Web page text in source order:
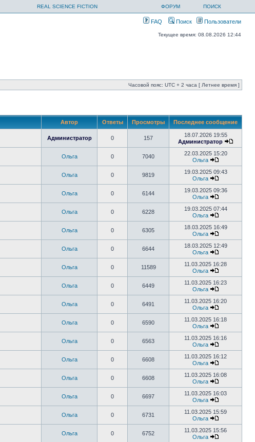
REAL SCIENCE FICTION ФОРУМ ПОИСК
FAQ Поиск Пользователи
Текущее время: 08.08.2026 12:44
Часовой пояс: UTC + 2 часа [ Летнее время ]
Автор Ответы Просмотры Последнее сообщение
Администратор 0 157
18.07.2026 19:55
Администратор
Ольга 0 7040
22.03.2025 15:20
Ольга
Ольга 0 9819
19.03.2025 09:43
Ольга
Ольга 0 6144
19.03.2025 09:36
Ольга
Ольга 0 6228
19.03.2025 07:44
Ольга
Ольга 0 6305
18.03.2025 16:49
Ольга
Ольга 0 6644
18.03.2025 12:49
Ольга
Ольга 0 11589
11.03.2025 16:28
Ольга
Ольга 0 6449
11.03.2025 16:23
Ольга
Ольга 0 6491
11.03.2025 16:20
Ольга
Ольга 0 6590
11.03.2025 16:18
Ольга
Ольга 0 6563
11.03.2025 16:16
Ольга
Ольга 0 6608
11.03.2025 16:12
Ольга
Ольга 0 6608
11.03.2025 16:08
Ольга
Ольга 0 6697
11.03.2025 16:03
Ольга
Ольга 0 6731
11.03.2025 15:59
Ольга
Ольга 0 6752
11.03.2025 15:56
Ольга